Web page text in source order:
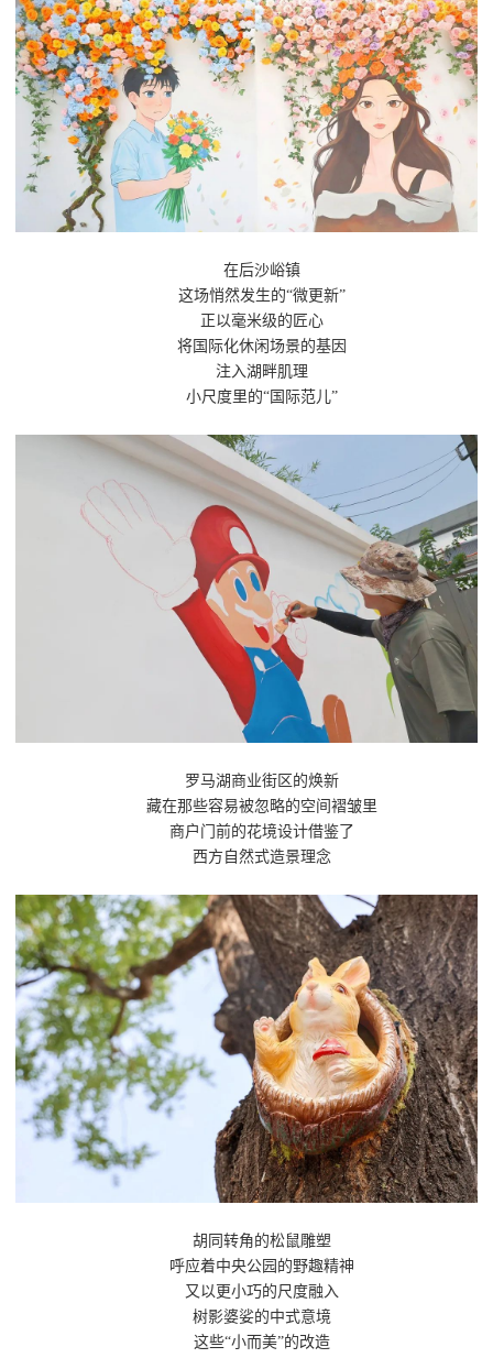
在后沙峪镇
这场悄然发生的“微更新”
正以毫米级的匠心
将国际化休闲场景的基因
注入湖畔肌理
小尺度里的“国际范儿”
罗马湖商业街区的焕新
藏在那些容易被忽略的空间褶皱里
商户门前的花境设计借鉴了
西方自然式造景理念
胡同转角的松鼠雕塑
呼应着中央公园的野趣精神
又以更小巧的尺度融入
树影婆娑的中式意境
这些“小而美”的改造